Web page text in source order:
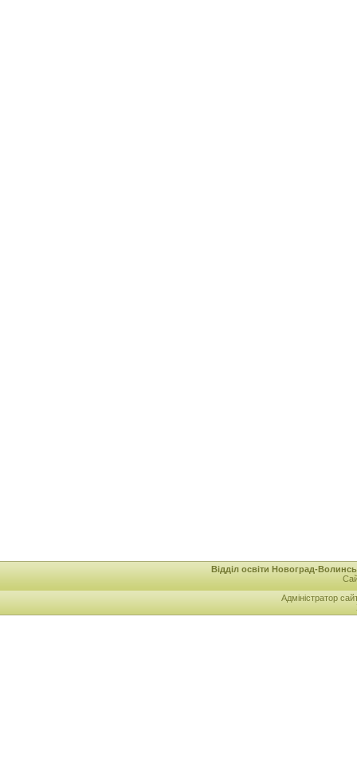
Відділ освіти Новоград-
Адміністратор